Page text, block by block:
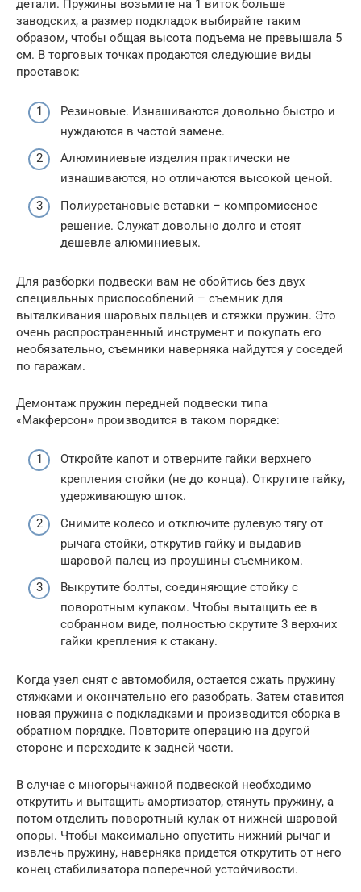
детали. Пружины возьмите на 1 виток больше
заводских, а размер подкладок выбирайте таким
образом, чтобы общая высота подъема не превышала 5
см. В торговых точках продаются следующие виды
проставок:
Резиновые. Изнашиваются довольно быстро и
нуждаются в частой замене.
Алюминиевые изделия практически не
изнашиваются, но отличаются высокой ценой.
Полиуретановые вставки – компромиссное
решение. Служат довольно долго и стоят
дешевле алюминиевых.
Для разборки подвески вам не обойтись без двух
специальных приспособлений – съемник для
выталкивания шаровых пальцев и стяжки пружин. Это
очень распространенный инструмент и покупать его
необязательно, съемники наверняка найдутся у соседей
по гаражам.
Демонтаж пружин передней подвески типа
«Макферсон» производится в таком порядке:
Откройте капот и отверните гайки верхнего
крепления стойки (не до конца). Открутите гайку,
удерживающую шток.
Снимите колесо и отключите рулевую тягу от
рычага стойки, открутив гайку и выдавив
шаровой палец из проушины съемником.
Выкрутите болты, соединяющие стойку с
поворотным кулаком. Чтобы вытащить ее в
собранном виде, полностью скрутите 3 верхних
гайки крепления к стакану.
Когда узел снят с автомобиля, остается сжать пружину
стяжками и окончательно его разобрать. Затем ставится
новая пружина с подкладками и производится сборка в
обратном порядке. Повторите операцию на другой
стороне и переходите к задней части.
В случае с многорычажной подвеской необходимо
открутить и вытащить амортизатор, стянуть пружину, а
потом отделить поворотный кулак от нижней шаровой
опоры. Чтобы максимально опустить нижний рычаг и
извлечь пружину, наверняка придется открутить от него
конец стабилизатора поперечной устойчивости.